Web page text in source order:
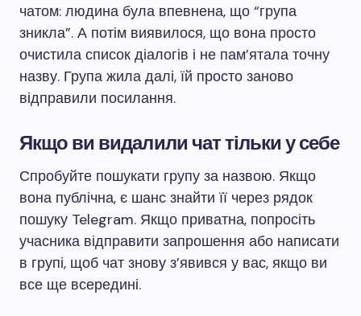
чатом: людина була впевнена, що “група
зникла”. А потім виявилося, що вона просто
очистила список діалогів і не пам’ятала точну
назву. Група жила далі, їй просто заново
відправили посилання.
Якщо ви видалили чат тільки у себе
Спробуйте пошукати групу за назвою. Якщо
вона публічна, є шанс знайти її через рядок
пошуку Telegram. Якщо приватна, попросіть
учасника відправити запрошення або написати
в групі, щоб чат знову з’явився у вас, якщо ви
все ще всередині.